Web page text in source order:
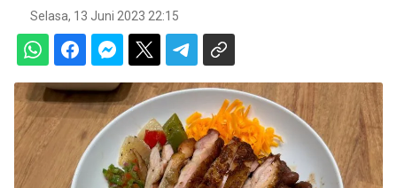
Selasa, 13 Juni 2023 22:15